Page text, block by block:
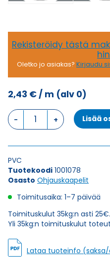
Rekisteröidy tästä
Oletko jo asiakas? Kirjaudu
2,43 €/ m (alv 0)
Ohjauskaapeli
ÖPVC-
7X0,5
Lisää
PVC
Tuotekoodi 1001078
Osasto Ohjauskaapelit
Toimitusaika: 1–7 päivää
Toimituskulut 35kg:n asti 25€.
Yli 35kg:n toimituskulut
Lataa tuoteinfo